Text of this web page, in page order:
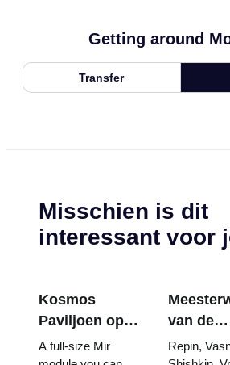
Getting around
Transfer
Misschien is dit
interessant voor
Kosmos
Paviljoen op
VDNKh:
A full-size Mir
van de
Repin,